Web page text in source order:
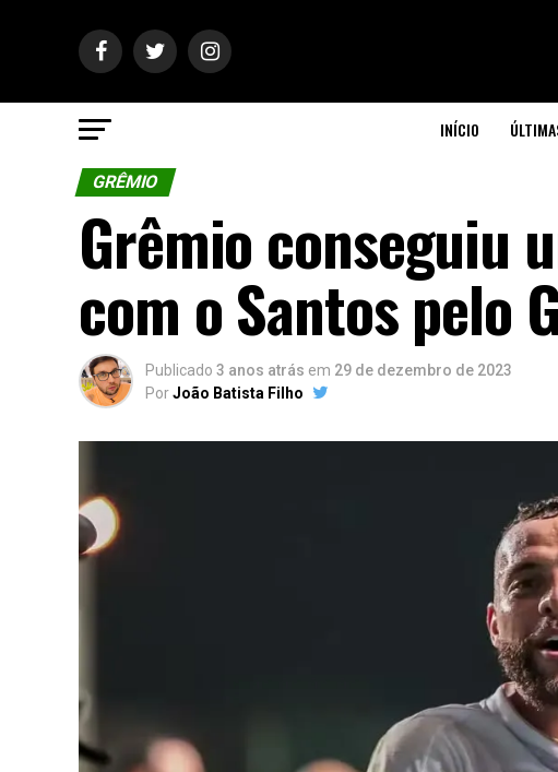
INÍCIO
GRÊMIO
Grêmio conseguiu
com o Santos pelo
Publicado 3 anos atrás em 29 de dezembro de 2023
PorJoão Batista Filho